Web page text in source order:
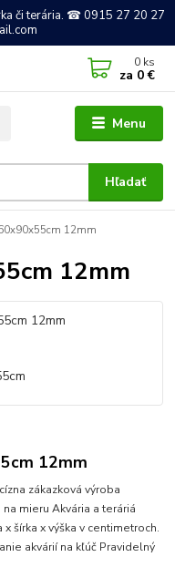
či terária. ☎ 0915 27 20 27
Menu
Hľadať
0 ks
za 0 €
12mm
12mm
12mm
zákazková výroba
mieru Akvária a teráriá
šírka x výška v centimetroch.
akvárií na kľúč Pravidelný